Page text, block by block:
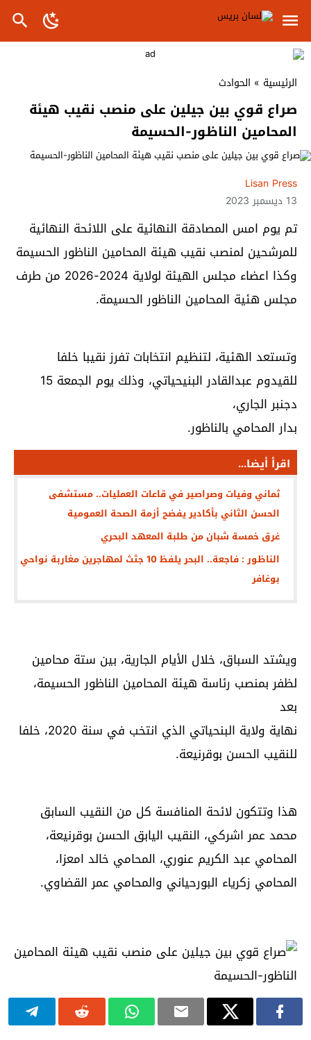
الرئيسية » الحوادث
صراع قوي بين جيلين على منصب نقيب هيئة
المحامين الناظور-الحسيمة
Lisan Press
13 ديسمبر 2023
تم يوم امس المصادقة النهائية على اللائحة النهائية
للمرشحين لمنصب نقيب هيئة المحامين الناظور الحسيمة
وكذا اعضاء مجلس الهيئة لولاية 2024-2026 من طرف
مجلس هئية المحامين الناظور الحسيمة.
وتستعد الهئية، لتنظیم انتخابات تفرز نقيبا خلفا
للقيدوم عبدالقادر البنيحياتي، وذلك يوم الجمعة 15
دجنبر الجاري،
بدار المحامي بالناظور.
اقرأ أيضا...
ثماني وفيات وصراصير في قاعات العمليات.. مستشفى
الحسن الثاني بأكادير يفضح أزمة الصحة العمومية
غرق خمسة شبان من طلبة المعهد البحري
الناظور : فاجعة.. البحر يلفظ 10 جثث لمهاجرين مغاربة نواحي
بوغافر
ويشتد السباق، خلال الأيام الجارية، بين ستة محامين
لظفر بمنصب رئاسة هيئة المحامين الناظور الحسيمة،
بعد
نهاية ولاية البنحياتي الذي انتخب في سنة 2020، خلفا
للنقيب الحسن بوقرنيعة.
هذا وتتكون لائحة المنافسة كل من النقيب السابق
محمد عمر اشركي، النقيب اليابق الحسن بوقرنيعة،
المحامي عبد الكريم عنوري، المحامي خالد امعزا،
المحامي زكرياء البورحياني والمحامي عمر القضاوي.